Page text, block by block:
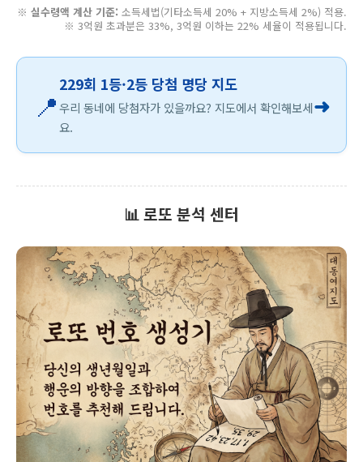
※ 실수령액 계산 기준: 소득세법(기타소득세 20% + 지방소득세 2%) 적용.
※ 3억원 초과분은 33%, 3억원 이하는 22% 세율이 적용됩니다.
📍
229회 1등·2등 당첨 명당 지도
우리 동네에 당첨자가 있을까요? 지도에서 확인해보세
요.
➜
📊 로또 분석 센터